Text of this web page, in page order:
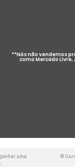
**Nós não vendemos
como Mercado
uma
©